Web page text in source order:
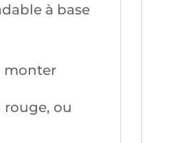
à base
monter
rouge, ou